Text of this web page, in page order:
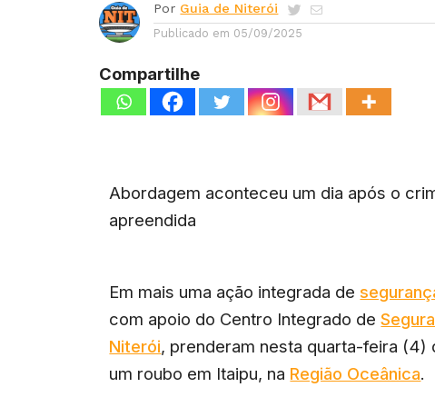
Por Guia de Niterói
Publicado em 05/09/2025
Compartilhe
Abordagem aconteceu um dia após o
apreendida
Em mais uma ação integrada de
com apoio do Centro Integrado de
Niterói, prenderam nesta quarta-feira
um roubo em Itaipu, na Região Oceânica.